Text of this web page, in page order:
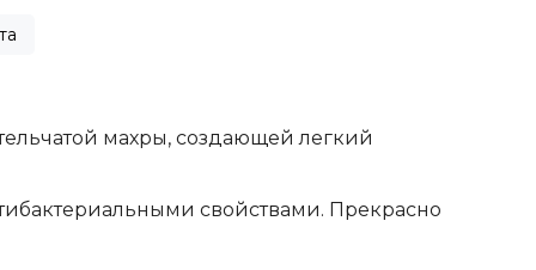
махры, создающей легкий
свойствами. Прекрасно